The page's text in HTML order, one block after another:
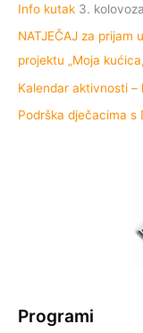
Info kutak 3.
NATJEČAJ za prijam
projektu „Moja
Kalendar aktivnosti –
Podrška dječacima s
Programi